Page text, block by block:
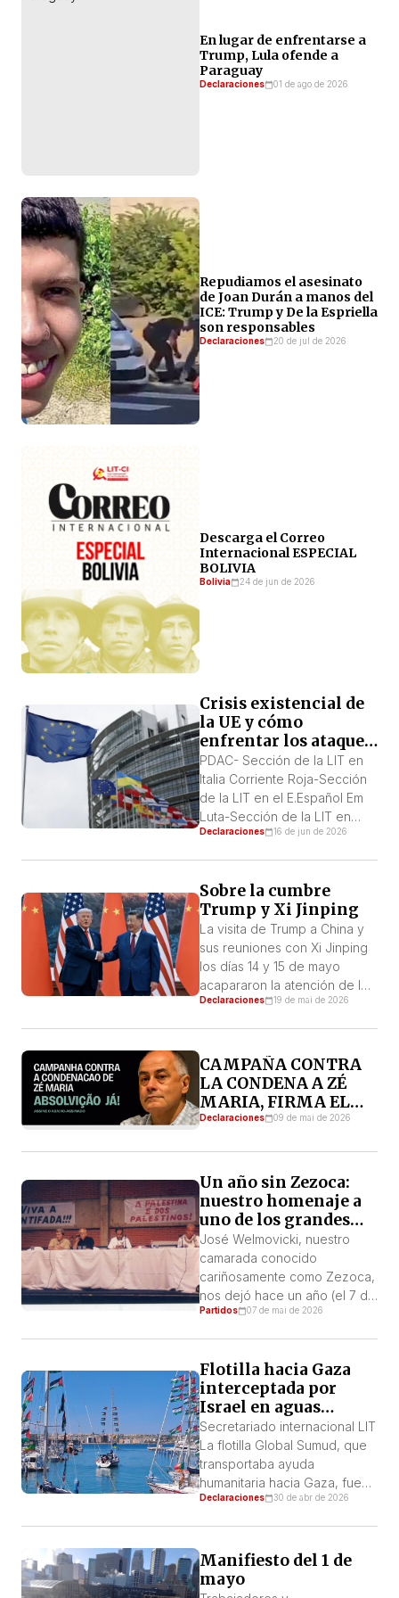
En lugar de enfrentarse a
Trump, Lula ofende a
Paraguay
Declaraciones 01 de ago de 2026
Repudiamos el asesinato
de Joan Durán a manos del
ICE: Trump y De la Espriella
son responsables
Declaraciones 20 de jul de 2026
Descarga el Correo
Internacional ESPECIAL
BOLIVIA
Bolivia 24 de jun de 2026
Crisis existencial de
la UE y cómo
enfrentar los ataques
que se vienen(Parte 1)
PDAC- Sección de la LIT en
Italia Corriente Roja-Sección
de la LIT en el E.Español Em
Luta-Sección de la LIT en
Portugal La Unión Europea
europeos creado en un
mundo donde la supremacía
norteamericana era
indiscutida, es hija de un
orden mundial en crisis, que
[…]
Declaraciones 16 de jun de 2026
Sobre la cumbre
Trump y Xi Jinping
La visita de Trump a China y
sus reuniones con Xi Jinping
los días 14 y 15 de mayo
acapararon la atención de los
medios de comunicación de
negocios y acuerdos, y se
llevó consigo a los principales
directivos de las mayores
empresas estadounidenses.
Declaraciones 19 de mai de 2026
CAMPAÑA CONTRA
LA CONDENA A ZÉ
MARIA, FIRMA EL
PETITORIO
Declaraciones 09 de mai de 2026
Un año sin Zezoca:
nuestro homenaje a
uno de los grandes
combatientes contra
el sionismo en Brasil
José Welmovicki, nuestro
camarada conocido
cariñosamente como Zezoca,
nos dejó hace un año (el 7 de
mayo de 2025), después de
Dirigente de la Liga
Internacional de los
Trabajadores – Cuarta
Internacional (LIT-QI) y de
nuestro partido, el PSTU,
además de ser uno de los
cuadros que […]
Partidos 07 de mai de 2026
Flotilla hacia Gaza
interceptada por
Israel en aguas
internacionales
Secretariado internacional LIT
La flotilla Global Sumud, que
transportaba ayuda
humanitaria hacia Gaza, fue
atacada por las fuerzas
griega, a 35 millas de Creta
(Grecia) y a 1.200 km de
Gaza. El gobierno genocida
Declaraciones 30 de abr de 2026
Manifiesto del 1 de
mayo